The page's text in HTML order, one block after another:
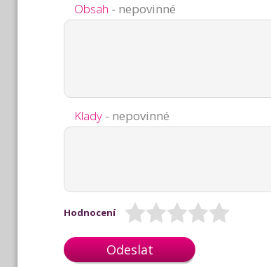
Obsah - nepovinné
Klady - nepovinné
Hodnocení
Odeslat